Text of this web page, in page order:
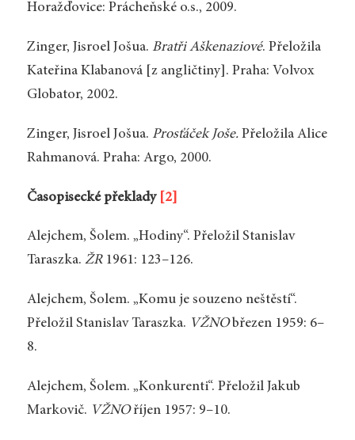
Horažďovice: Prácheňské o.s., 2009.
Zinger, Jisroel Jošua. Bratři Aškenaziové. Přeložila
Kateřina Klabanová [z angličtiny]. Praha: Volvox
Globator, 2002.
Zinger, Jisroel Jošua. Prosťáček Joše. Přeložila Alice
Rahmanová. Praha: Argo, 2000.
Časopisecké překlady [2]
Alejchem, Šolem. „Hodiny“. Přeložil Stanislav
Taraszka. ŽR 1961: 123–126.
Alejchem, Šolem. „Komu je souzeno neštěstí“.
Přeložil Stanislav Taraszka. VŽNObřezen 1959: 6–
8.
Alejchem, Šolem. „Konkurenti“. Přeložil Jakub
Markovič. VŽNOříjen 1957: 9–10.